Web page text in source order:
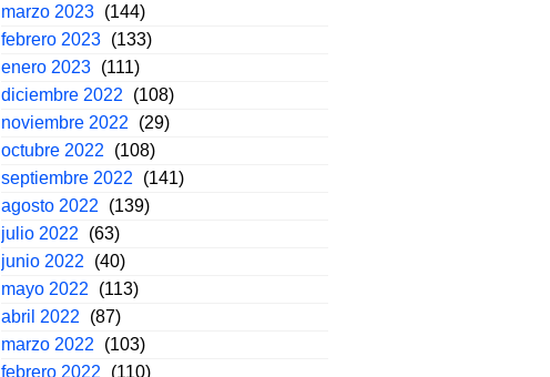
marzo 2023 (144)
febrero 2023 (133)
enero 2023 (111)
diciembre 2022
(108)
noviembre 2022
(29)
octubre 2022
(108)
septiembre 2022
(141)
agosto 2022
(139)
julio 2022
(63)
junio 2022
(40)
mayo 2022
(113)
abril 2022
(87)
marzo 2022
(103)
febrero 2022
(110)